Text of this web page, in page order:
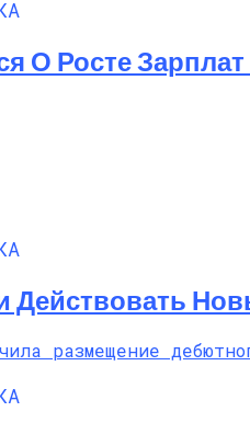
О Росте Зарплат
Действовать